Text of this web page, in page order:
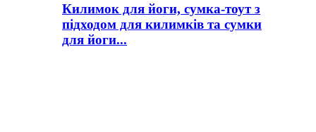
Килимок для йоги, сумка-тоут з
підходом для килимків та сумки
для йоги...